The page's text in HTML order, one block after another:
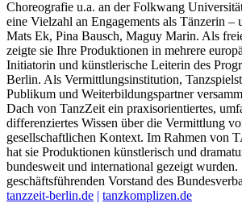
Choreografie u.a. an der Folkwang
eine Vielzahl an Engagements als Tänzerin –
Mats Ek, Pina Bausch, Maguy Marin. Als
zeigte sie Ihre Produktionen in mehrere
Initiatorin und künstlerische Leiterin des
Berlin. Als Vermittlungsinstitution,
Publikum und Weiterbildungspartner
Dach von TanzZeit ein praxisorientiertes,
differenziertes Wissen über die Vermittlung
gesellschaftlichen Kontext. Im Rahmen
hat sie Produktionen künstlerisch und
bundesweit und international gezeigt wurden.
geschäftsführenden Vorstand des
tanzzeit-berlin.de | tanzkomplizen.de